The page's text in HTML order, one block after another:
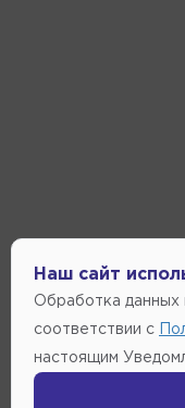
Наш сайт
Обработка данных
соответствии с
настоящим